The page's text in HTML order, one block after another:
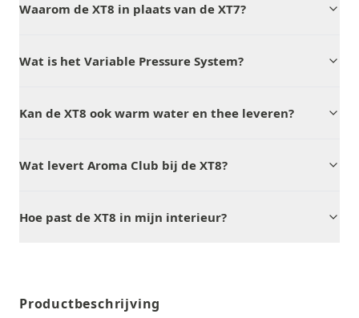
Waarom de XT8 in plaats van de XT7?
Wat is het Variable Pressure System?
Kan de XT8 ook warm water en thee leveren?
Wat levert Aroma Club bij de XT8?
Hoe past de XT8 in mijn interieur?
Productbeschrijving